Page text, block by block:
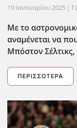
19 Ιανουαρίου 2025 |
Με το
αναμένεται να
Μπόστον
ΠΕΡΙΣΣΌΤΕΡΑ